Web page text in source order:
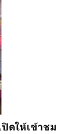
ดให้เข้าชม